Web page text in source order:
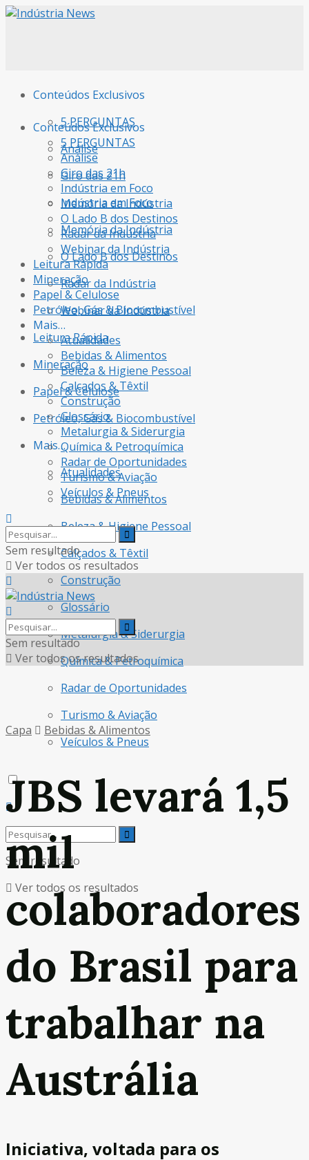
Conteúdos Exclusivos
5 PERGUNTAS
Análise
Giro das 21h
Indústria em Foco
Memória da Indústria
O Lado B dos Destinos
Radar da Indústria
Webinar da Indústria
Leitura Rápida
Mineração
Papel & Celulose
Petróleo, Gás & Biocombustível
Mais…
Atualidades
Bebidas & Alimentos
Beleza & Higiene Pessoal
Calçados & Têxtil
Construção
Glossário
Metalurgia & Siderurgia
Química & Petroquímica
Radar de Oportunidades
Turismo & Aviação
Veículos & Pneus
Sem resultado
Ver todos os resultados
Conteúdos Exclusivos
5 PERGUNTAS
Análise
Giro das 21h
Indústria em Foco
Memória da Indústria
O Lado B dos Destinos
Radar da Indústria
Webinar da Indústria
Leitura Rápida
Mineração
Papel & Celulose
Petróleo, Gás & Biocombustível
Mais…
Atualidades
Bebidas & Alimentos
Beleza & Higiene Pessoal
Calçados & Têxtil
Construção
Glossário
Metalurgia & Siderurgia
Química & Petroquímica
Radar de Oportunidades
Turismo & Aviação
Veículos & Pneus
Sem resultado
Ver todos os resultados
Sem resultado
Ver todos os resultados
Capa Bebidas & Alimentos
JBS levará 1,5
mil
colaboradores
do Brasil para
trabalhar na
Austrália
Iniciativa, voltada para os